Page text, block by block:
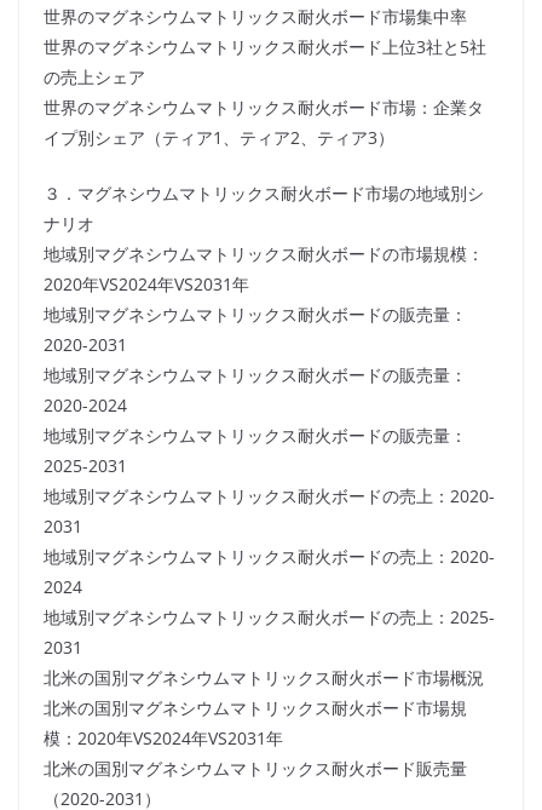
世界のマグネシウムマトリックス耐火ボード市場集中率
世界のマグネシウムマトリックス耐火ボード上位3社と5社
の売上シェア
世界のマグネシウムマトリックス耐火ボード市場：企業タ
イプ別シェア（ティア1、ティア2、ティア3）
３．マグネシウムマトリックス耐火ボード市場の地域別シ
ナリオ
地域別マグネシウムマトリックス耐火ボードの市場規模：
2020年VS2024年VS2031年
地域別マグネシウムマトリックス耐火ボードの販売量：
2020-2031
地域別マグネシウムマトリックス耐火ボードの販売量：
2020-2024
地域別マグネシウムマトリックス耐火ボードの販売量：
2025-2031
地域別マグネシウムマトリックス耐火ボードの売上：2020-
2031
地域別マグネシウムマトリックス耐火ボードの売上：2020-
2024
地域別マグネシウムマトリックス耐火ボードの売上：2025-
2031
北米の国別マグネシウムマトリックス耐火ボード市場概況
北米の国別マグネシウムマトリックス耐火ボード市場規
模：2020年VS2024年VS2031年
北米の国別マグネシウムマトリックス耐火ボード販売量
（2020-2031）